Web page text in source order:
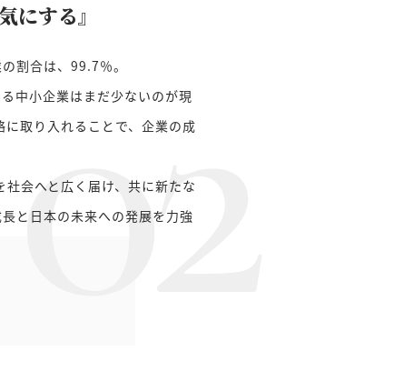
にする』
割合は、99.7％。
中小企業はまだ少ないのが現
取り入れることで、企業の成
会へと広く届け、共に新たな
と日本の未来への発展を力強
02